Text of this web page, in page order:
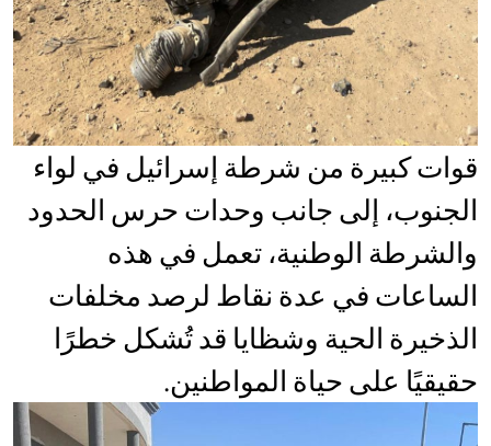
قوات كبيرة من شرطة إسرائيل في لواء
الجنوب، إلى جانب وحدات حرس الحدود
والشرطة الوطنية، تعمل في هذه
الساعات في عدة نقاط لرصد مخلفات
الذخيرة الحية وشظايا قد تُشكل خطرًا
حقيقيًا على حياة المواطنين.